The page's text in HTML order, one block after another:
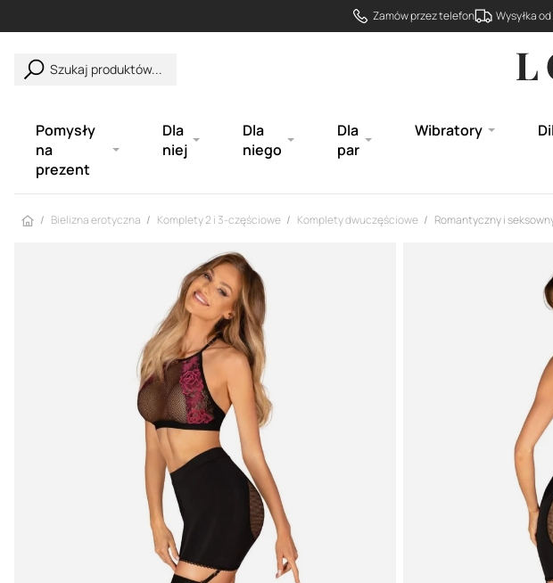
Zamów przez telefon Wysyłka od
Szukaj produktów...
Pomysły
na
prezent
Dla
niej
Dla
niego
Dla
par
Wibratory
Strona główna
Bielizna erotyczna Komplety 2 i 3-częściowe Komplety dwuczęściowe Romantyczny i